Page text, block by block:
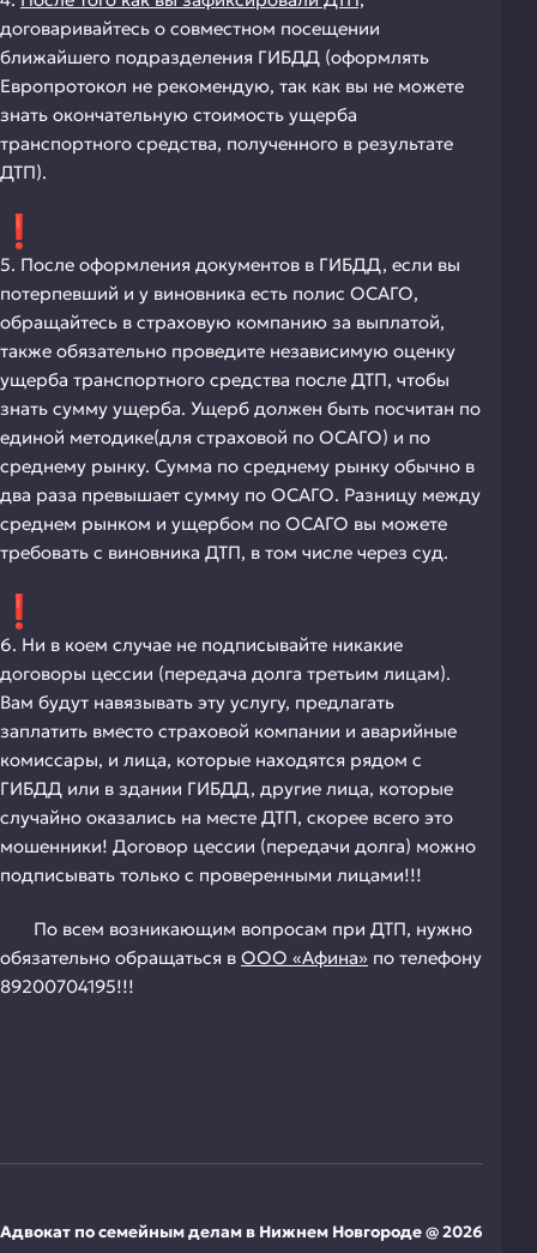
договаривайтесь о совместном посещении
ближайшего подразделения ГИБДД (оформлять
Европротокол не рекомендую, так как вы не можете
знать окончательную стоимость ущерба
транспортного средства, полученного в результате
ДТП).
5. После оформления документов в ГИБДД, если вы
потерпевший и у виновника есть полис ОСАГО,
обращайтесь в страховую компанию за выплатой,
также обязательно проведите независимую оценку
ущерба транспортного средства после ДТП, чтобы
знать сумму ущерба. Ущерб должен быть посчитан по
единой методике(для страховой по ОСАГО) и по
среднему рынку. Сумма по среднему рынку обычно в
два раза превышает сумму по ОСАГО. Разницу между
среднем рынком и ущербом по ОСАГО вы можете
требовать с виновника ДТП, в том числе через суд.
6. Ни в коем случае не подписывайте никакие
договоры цессии (передача долга третьим лицам).
Вам будут навязывать эту услугу, предлагать
заплатить вместо страховой компании и аварийные
комиссары, и лица, которые находятся рядом с
ГИБДД или в здании ГИБДД, другие лица, которые
случайно оказались на месте ДТП, скорее всего это
мошенники! Договор цессии (передачи долга) можно
подписывать только с проверенными лицами!!!
По всем возникающим вопросам при ДТП, нужно
обязательно обращаться в ООО «Афина» по телефону
89200704195!!!
Адвокат по семейным делам в Нижнем Новгороде @ 2026